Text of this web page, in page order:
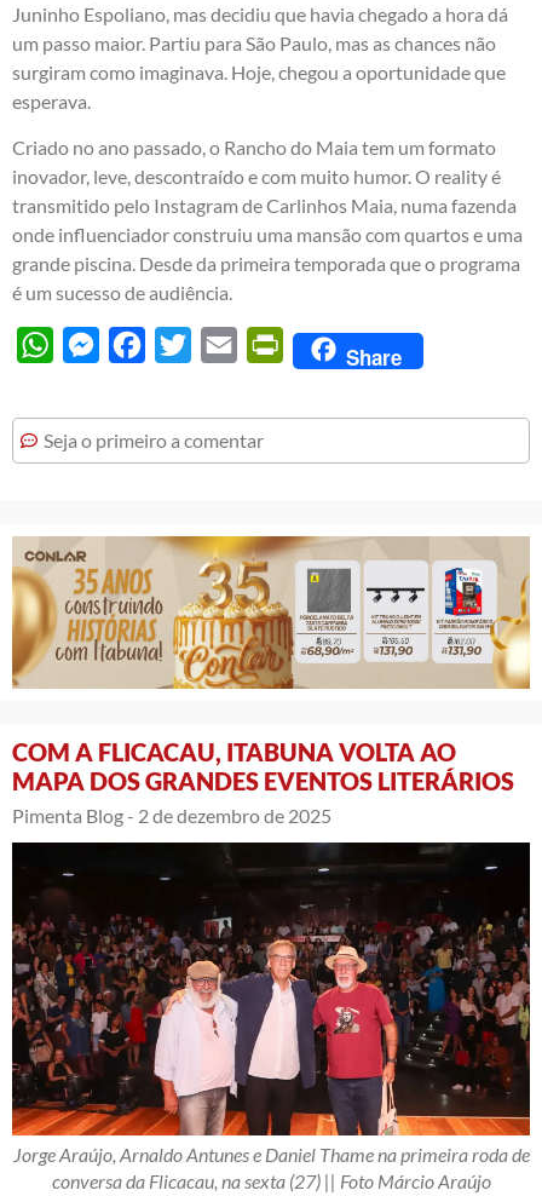
Juninho Espoliano, mas decidiu que havia chegado a hora dá
um passo maior. Partiu para São Paulo, mas as chances não
surgiram como imaginava. Hoje, chegou a oportunidade que
esperava.
Criado no ano passado, o Rancho do Maia tem um formato
inovador, leve, descontraído e com muito humor. O reality é
transmitido pelo Instagram de Carlinhos Maia, numa fazenda
onde influenciador construiu uma mansão com quartos e uma
grande piscina. Desde da primeira temporada que o programa
é um sucesso de audiência.
WhatsAppMessengerFacebook
Twitter Email PrintFriendly
Share
Seja o primeiro a comentar
COM A FLICACAU, ITABUNA VOLTA AO
MAPA DOS GRANDES EVENTOS LITERÁRIOS
Pimenta Blog - 2 de dezembro de 2025
Jorge Araújo, Arnaldo Antunes e Daniel Thame na primeira roda de
conversa da Flicacau, na sexta (27) || Foto Márcio Araújo